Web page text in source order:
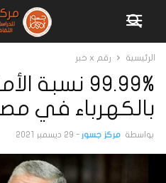
الرئيسية رقم x خبر
99.99%
بالكهرباء في
بواسطة مركز جسور - 29 ديسمبر 2021